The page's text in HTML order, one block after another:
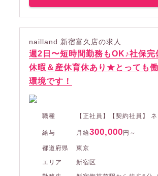
nailland 新宿富久店の求人
週2日〜短時間勤務もOK♪社保完
休暇＆産休育休あり★とっても
環境です！
職種 【正社員】【契約社員】
給与 月給300,000円～
都道府県
東京
エリア
新宿区